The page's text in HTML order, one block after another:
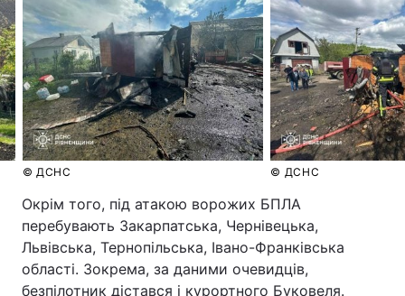
© ДСНС © ДСНС
Окрім того, під атакою ворожих БПЛА
перебувають Закарпатська, Чернівецька,
Львівська, Тернопільська, Івано-Франківська
області. Зокрема, за даними очевидців,
безпілотник дістався і курортного Буковеля.